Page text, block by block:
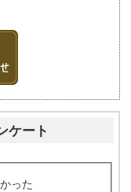
ケート
った